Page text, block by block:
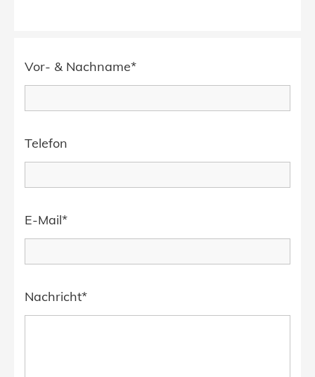
Vor- & Nachname*
Telefon
E-Mail*
Nachricht*